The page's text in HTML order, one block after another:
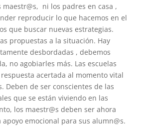
maestr@s, ni los padres en casa ,
reproducir lo que hacemos en el
que buscar nuevas estrategias.
propuestas a la situación. Hay
desbordadas , debemos
no agobiarles más. Las escuelas
acertada al momento vital
Deben de ser conscientes de las
que se están viviendo en las
los maestr@s deben ser ahora
emocional para sus alumn@s.